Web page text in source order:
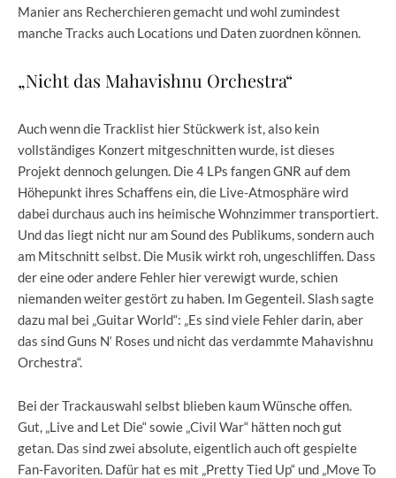
Manier ans Recherchieren gemacht und wohl zumindest
manche Tracks auch Locations und Daten zuordnen können.
„Nicht das Mahavishnu Orchestra“
Auch wenn die Tracklist hier Stückwerk ist, also kein
vollständiges Konzert mitgeschnitten wurde, ist dieses
Projekt dennoch gelungen. Die 4 LPs fangen GNR auf dem
Höhepunkt ihres Schaffens ein, die Live-Atmosphäre wird
dabei durchaus auch ins heimische Wohnzimmer transportiert.
Und das liegt nicht nur am Sound des Publikums, sondern auch
am Mitschnitt selbst. Die Musik wirkt roh, ungeschliffen. Dass
der eine oder andere Fehler hier verewigt wurde, schien
niemanden weiter gestört zu haben. Im Gegenteil. Slash sagte
dazu mal bei „Guitar World“: „Es sind viele Fehler darin, aber
das sind Guns N‘ Roses und nicht das verdammte Mahavishnu
Orchestra“.
Bei der Trackauswahl selbst blieben kaum Wünsche offen.
Gut, „Live and Let Die“ sowie „Civil War“ hätten noch gut
getan. Das sind zwei absolute, eigentlich auch oft gespielte
Fan-Favoriten. Dafür hat es mit „Pretty Tied Up“ und „Move To